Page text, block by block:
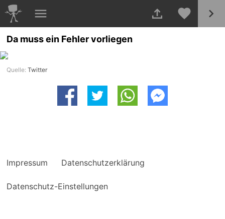
Da muss ein Fehler vorliegen
Quelle:Twitter
Impressum Datenschutzerklärung
Datenschutz-Einstellungen